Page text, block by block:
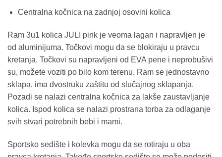
Centralna kočnica na zadnjoj osovini kolica
Ram 3u1 kolica JULI pink je veoma lagan i napravljen je
od aluminijuma. Točkovi mogu da se blokiraju u pravcu
kretanja. Točkovi su napravljeni od EVA pene i neprobušivi
su, možete voziti po bilo kom terenu. Ram se jednostavno
sklapa, ima dvostruku zaštitu od slučajnog sklapanja.
Pozadi se nalazi centralna kočnica za lakše zaustavljanje
kolica. Ispod kolica se nalazi prostrana torba za odlaganje
svih stvari potrebnih bebi i mami.
Sportsko sedište i kolevka mogu da se rotiraju u oba